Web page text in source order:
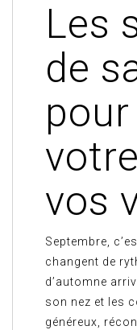
Les
de
vos
Septembre,
changent de
d’automne
son nez et les
généreux,